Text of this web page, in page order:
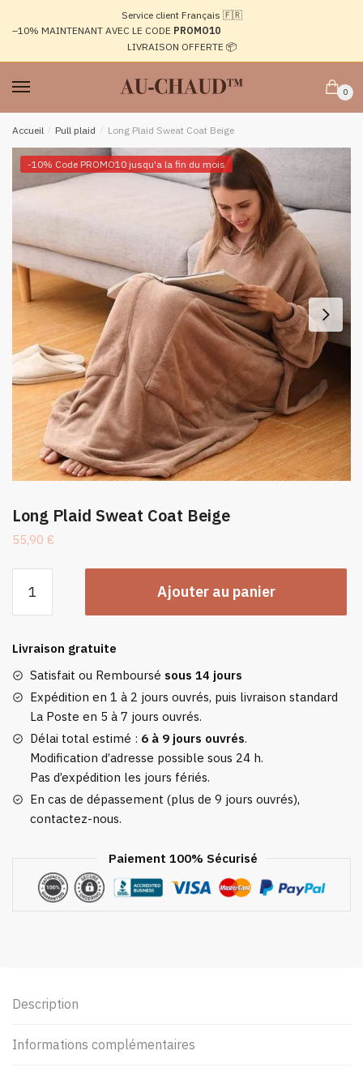
navigation
Service client Français 🇫🇷
–10% MAINTENANT AVEC LE CODE PROMO10
LIVRAISON OFFERTE 📦
0
Accueil / Pull plaid / Long Plaid Sweat Coat Beige
-10% Code PROMO10 jusqu'a la fin du mois
Long Plaid Sweat Coat Beige
55,90 €
Long
Sweat
Coat
Beige
Ajouter au panier
Livraison gratuite
Satisfait ou Remboursé sous 14 jours
Expédition en 1 à 2 jours ouvrés, puis livraison standard
La Poste en 5 à 7 jours ouvrés.
Délai total estimé : 6 à 9 jours ouvrés.
Modification d’adresse possible sous 24 h.
Pas d’expédition les jours fériés.
En cas de dépassement (plus de 9 jours ouvrés),
contactez-nous.
Paiement 100% Sécurisé
Description
Informations complémentaires